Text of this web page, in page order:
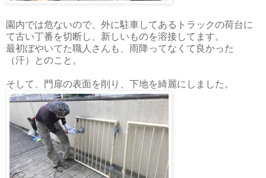
園内では危ないので、外に駐車してあるトラックの荷台に
て古い丁番を切断し、新しいものを溶接してます。
最初ぼやいてた職人さんも、雨降ってなくて良かった
（汗）とのこと。
そして、門扉の表面を削り、下地を綺麗にしました。